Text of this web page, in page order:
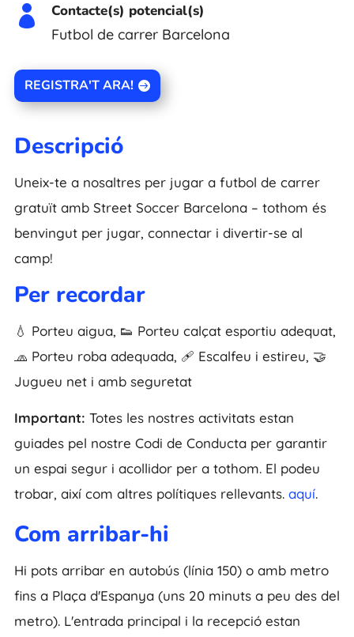

Contacte(s) potencial(s)
Futbol de carrer Barcelona
REGISTRA'T ARA!
Descripció
Uneix-te a nosaltres per jugar a futbol de carrer
gratuït amb Street Soccer Barcelona – tothom és
benvingut per jugar, connectar i divertir-se al
camp!
Per recordar
💧 Porteu aigua, 👟 Porteu calçat esportiu adequat,
🧢 Porteu roba adequada, 🩹 Escalfeu i estireu, 🤝
Jugueu net i amb seguretat
Important: Totes les nostres activitats estan
guiades pel nostre Codi de Conducta per garantir
un espai segur i acollidor per a tothom. El podeu
trobar, així com altres polítiques rellevants. aquí.
Com arribar-hi
Hi pots arribar en autobús (línia 150) o amb metro
fins a Plaça d'Espanya (uns 20 minuts a peu des del
metro). L'entrada principal i la recepció estan